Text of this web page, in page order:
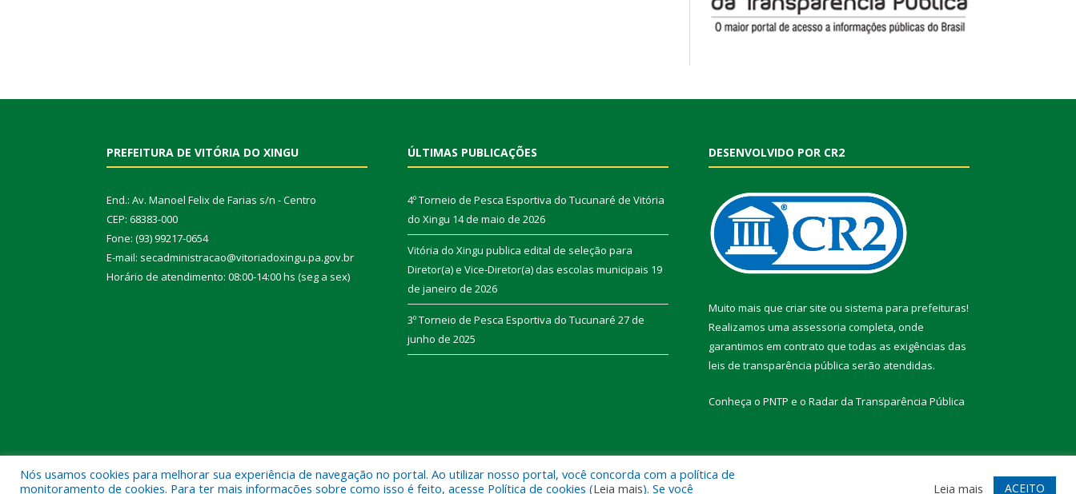
PREFEITURA DE VITÓRIA DO XINGU
End.: Av. Manoel Felix de Farias s/n - Centro
CEP: 68383-000
Fone: (93) 99217-0654
E-mail: secadministracao@vitoriadoxingu.pa.gov.br
Horário de atendimento: 08:00-14:00 hs (seg a sex)
ÚLTIMAS PUBLICAÇÕES
4º Torneio de Pesca Esportiva do Tucunaré de Vitória
do Xingu 14 de maio de 2026
Vitória do Xingu publica edital de seleção para
Diretor(a) e Vice-Diretor(a) das escolas municipais 19
de janeiro de 2026
3º Torneio de Pesca Esportiva do Tucunaré 27 de
junho de 2025
DESENVOLVIDO POR CR2
Muito mais que criar site ou sistema para prefeituras!
Realizamos uma assessoria completa, onde
garantimos em contrato que todas as exigências das
leis de transparência pública serão atendidas.
Conheça o PNTP e o Radar da Transparência Pública
Todos os direitos reservados a Prefeitura Municipal de Vitória do Xingu. Mapa do Site Acessar Webmail
Nós usamos cookies para melhorar sua experiência de navegação no portal. Ao utilizar nosso portal, você concorda com a política de
monitoramento de cookies. Para ter mais informações sobre como isso é feito, acesse Política de cookies (Leia mais). Se você Leia mais ACEITO